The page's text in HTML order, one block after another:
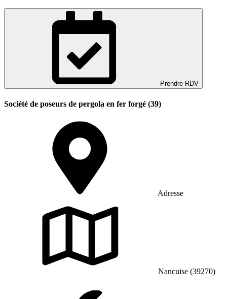
Prendre RDV
Société de poseurs de pergola en fer forgé (39)
Adresse
Nancuise (39270)